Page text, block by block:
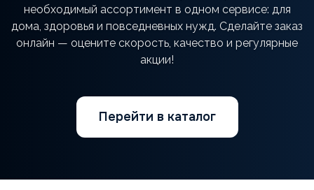
необходимый ассортимент в одном сервисе: для
дома, здоровья и повседневных нужд. Сделайте заказ
онлайн — оцените скорость, качество и регулярные
акции!
Перейти в каталог